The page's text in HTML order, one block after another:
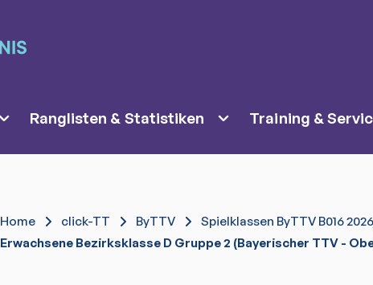
Ranglisten & Statistiken Training &
Home click-TT ByTTV
Spielklassen ByTTV B016
Erwachsene Bezirksklasse D Gruppe 2 (Bayerischer TTV -